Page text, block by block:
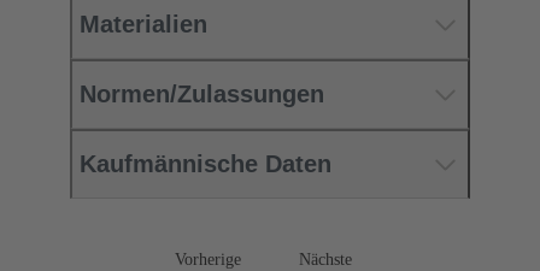
Materialien
Normen/Zulassungen
Kaufmännische Daten
Vorherige Nächste